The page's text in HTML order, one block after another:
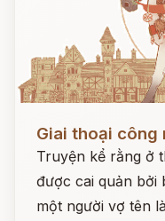
Giai thoại công
Truyện kể rằng ở
được cai quản bởi
một người vợ tên